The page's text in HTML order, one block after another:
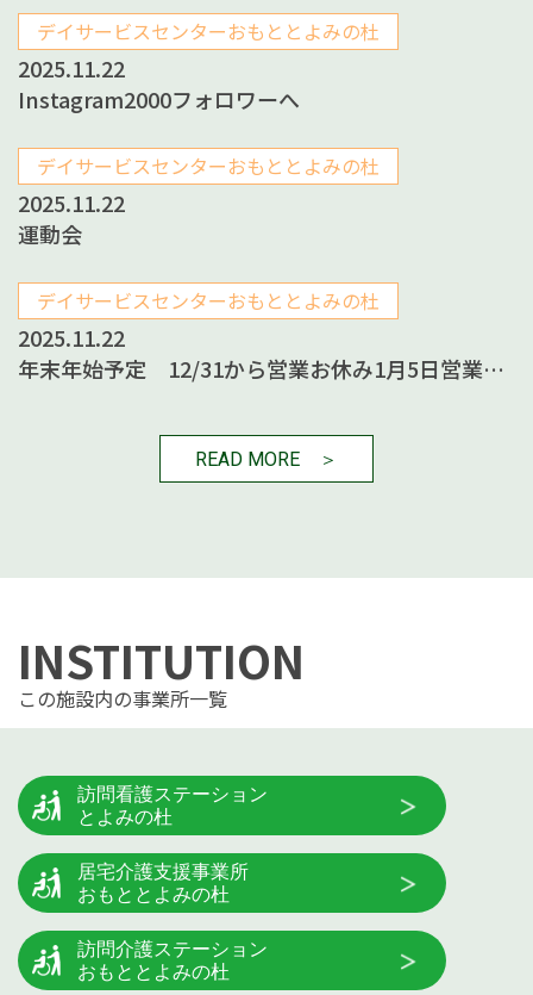
デイサービスセンターおもととよみの杜
2025.11.22
Instagram2000フォロワーへ
デイサービスセンターおもととよみの杜
2025.11.22
運動会
デイサービスセンターおもととよみの杜
2025.11.22
年末年始予定 12/31から営業お休み1月5日営業…
READ MORE ＞
INSTITUTION
この施設内の事業所一覧
訪問看護ステーション
とよみの杜
居宅介護支援事業所
おもととよみの杜
訪問介護ステーション
おもととよみの杜